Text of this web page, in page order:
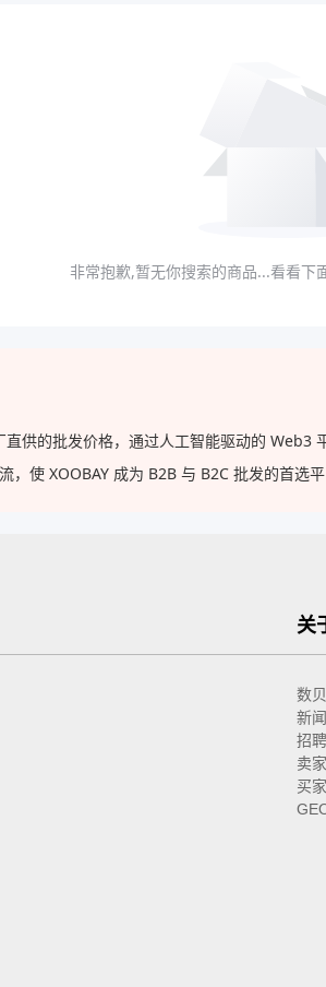
非常抱歉,暂无你搜索的商品...看看下
供的批发价格，通过人工智能驱动的
使 XOOBAY 成为 B2B 与 B2C 批发的首选平
关
数
新
招
卖
买